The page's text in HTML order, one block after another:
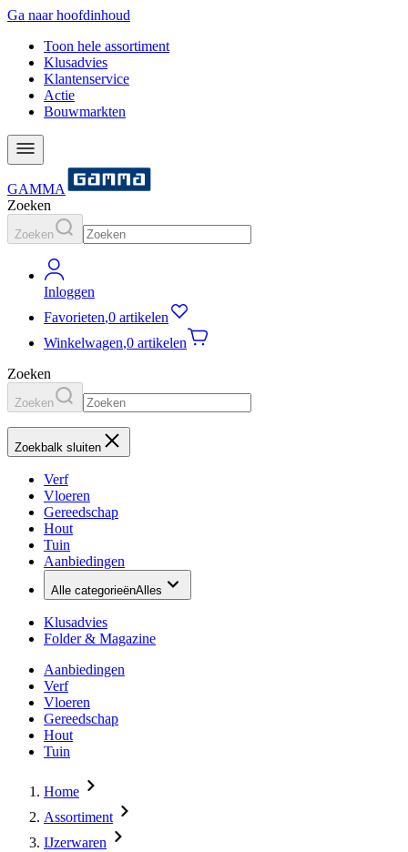
Ga naar hoofdinhoud
Toon hele assortiment
Klusadvies
Klantenservice
Actie
Bouwmarkten
GAMMA
Zoeken
Zoeken
Inloggen
Favorieten,0 artikelen
Winkelwagen,0 artikelen
Zoeken
Zoeken
Zoekbalk sluiten
Verf
Vloeren
Gereedschap
Hout
Tuin
Aanbiedingen
Alle categorieënAlles
Klusadvies
Folder & Magazine
Aanbiedingen
Verf
Vloeren
Gereedschap
Hout
Tuin
Home
Assortiment
IJzerwaren